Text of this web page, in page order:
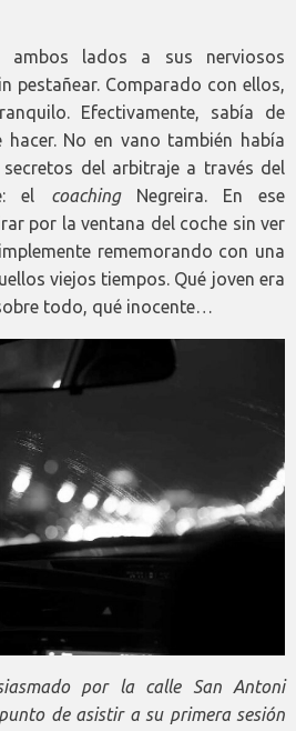
lados a sus nerviosos
pestañear. Comparado con ellos,
Efectivamente, sabía de
No en vano también había
del arbitraje a través del
el coachingNegreira. En ese
por la ventana del coche sin ver
rememorando con una
viejos tiempos. Qué joven era
todo, qué inocente…
por la calle San Antoni
de asistir a su primera sesión